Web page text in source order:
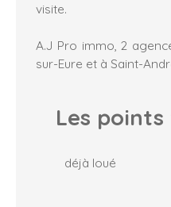
visite.
A.J Pro immo, 2
sur-Eure et à Saint-
Les
déjà loué